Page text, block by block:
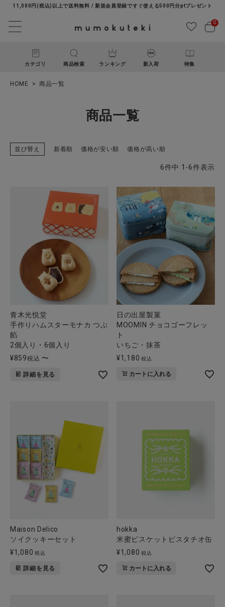
11,000円(税込)以上で送料無料 / 新規会員登録ですぐ使える500円分ptプレゼント
0
カテゴリ 商品検索 ランキング 新入荷 特集
ログイン 新規会員登録
CATEGORY
ナチュラル服
ファッション雑貨
生活雑貨
食品
全ての商品
CONTENTS
お問い合わせ
HOME 商品一覧
商品一覧
並び替え 新着順 価格が安い順 価格が高い順
6件中 1 -6件表示
青木光悦堂
手作りハムスターモナカ つぶ
餡
2個入り・6個入り
¥859税込 〜
詳細を見る
日の出屋製菓
MOOMIN チョコゴーフレッ
ト
いちご・抹茶
¥1,180 税込
カートに入れる
Maison Delico
ソイクッキーセット
¥1,080 税込
詳細を見る
hokka
米蜜ビスケットピスタチオ缶
¥1,080 税込
カートに入れる